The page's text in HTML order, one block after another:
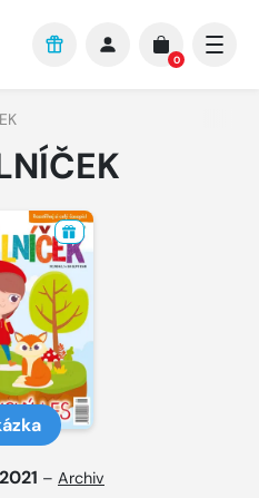
0
– Archiv